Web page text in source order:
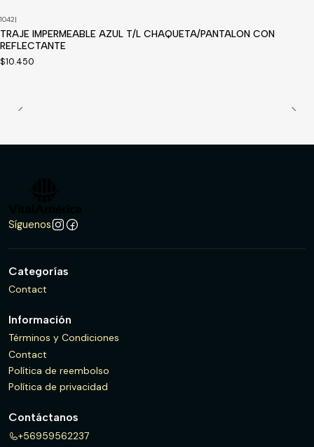
1042|
TRAJE IMPERMEABLE AZUL T/L CHAQUETA/PANTALON CON
REFLECTANTE
$10.450
Síguenos
Categorías
Contact
Información
Términos y Condiciones
Contact
Política de reembolso
Política de privacidad
Contáctanos
+56959562237